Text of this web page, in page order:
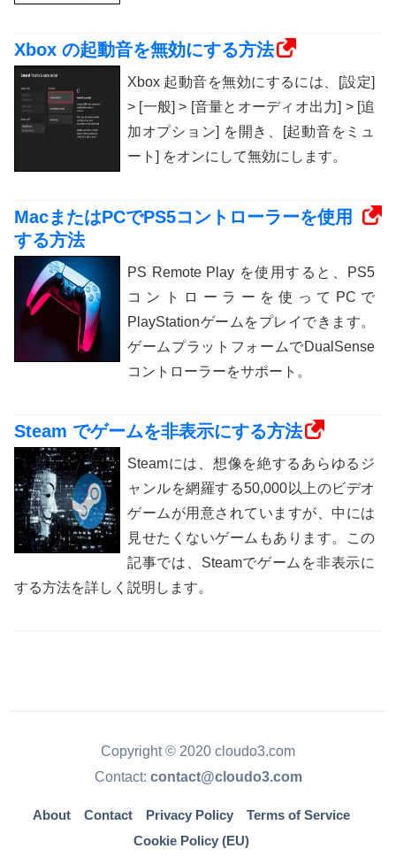
Xbox の起動音を無効にする方法
Xbox 起動音を無効にするには、[設定]
> [一般] > [音量とオーディオ出力] > [追
加オプション] を開き、[起動音をミュ
ート] をオンにして無効にします。
MacまたはPCでPS5コントローラーを使用
する方法
PS Remote Play を使用すると、PS5
コントローラーを使ってPCで
PlayStationゲームをプレイできます。
ゲームプラットフォームでDualSense
コントローラーをサポート。
Steam でゲームを非表示にする方法
Steamには、想像を絶するあらゆるジ
ャンルを網羅する50,000以上のビデオ
ゲームが用意されていますが、中には
見せたくないゲームもあります。この
記事では、Steamでゲームを非表示に
する方法を詳しく説明します。
Copyright © 2020 cloudo3.com
Contact: contact@cloudo3.com
About Contact Privacy Policy
Terms of Service
Cookie Policy (EU)